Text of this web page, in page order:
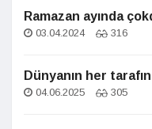
Ramazan ayında
03.04.2024 316
Dünyanın her
04.06.2025 305